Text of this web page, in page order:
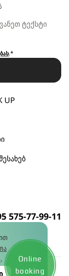
.
.*
UP
575-77-99-11
© 2026
Online
booking